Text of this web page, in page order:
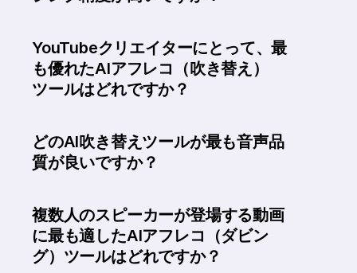
YouTubeクリエイターにとって、最
も優れたAIアフレコ（吹き替え）
ツールはどれですか？
どのAI吹き替えツールが最も音声品
質が良いですか？
複数人のスピーカーが登場する動画
に最も適したAIアフレコ（ダビン
グ）ツールはどれですか？